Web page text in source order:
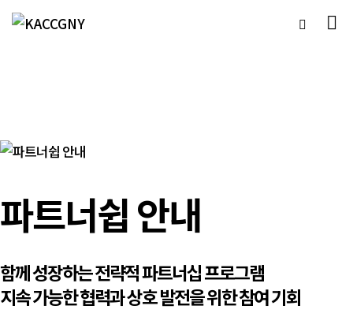
파트너쉽 안내
함께 성장하는 전략적 파트너십 프로그램
지속 가능한 협력과 상호 발전을 위한 참여 기회